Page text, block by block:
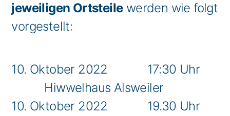
jeweiligen Ortsteilewerden wie folgt
vorgestellt:
10. Oktober 2022 17:30 Uhr
Hiwwelhaus Alsweiler
10. Oktober 2022 19.30 Uhr